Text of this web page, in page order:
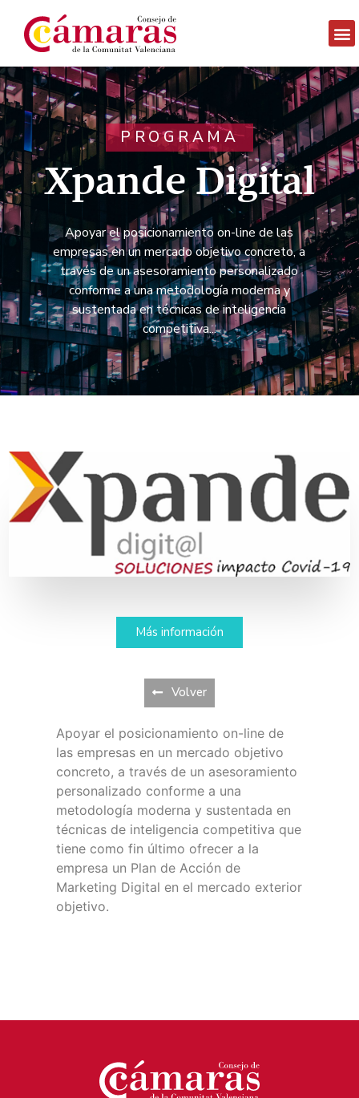
PROGRAMA
Xpande Digital
Apoyar el posicionamiento on-line de las
empresas en un mercado objetivo concreto, a
través de un asesoramiento personalizado
conforme a una metodología moderna y
sustentada en técnicas de inteligencia
competitiva...
Más información
Volver
Apoyar el posicionamiento on-line de
las empresas en un mercado objetivo
concreto, a través de un asesoramiento
personalizado conforme a una
metodología moderna y sustentada en
técnicas de inteligencia competitiva que
tiene como fin último ofrecer a la
empresa un Plan de Acción de
Marketing Digital en el mercado exterior
objetivo.